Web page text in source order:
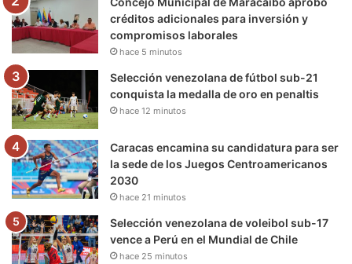
créditos adicionales para inversión y
compromisos laborales
hace 5 minutos
Selección venezolana de fútbol sub-21
conquista la medalla de oro en penaltis
hace 12 minutos
Caracas encamina su candidatura para ser
la sede de los Juegos Centroamericanos
2030
hace 21 minutos
Selección venezolana de voleibol sub-17
vence a Perú en el Mundial de Chile
hace 25 minutos